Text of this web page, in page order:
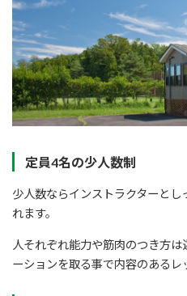
定員4名の少人数制
少人数ならインストラクターと
れます。
人それぞれ能力や筋肉のつき方
ーションを取る事で内容のあるレ